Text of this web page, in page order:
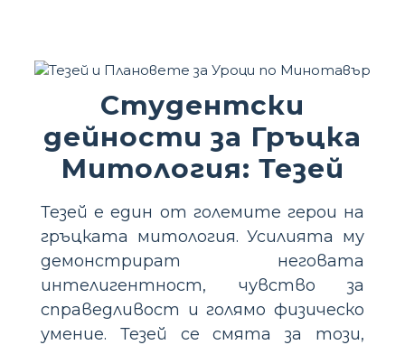
Студентски
дейности за Гръцка
Митология: Тезей
Тезей е един от големите герои на
гръцката митология. Усилията му
демонстрират неговата
интелигентност, чувство за
справедливост и голямо физическо
умение. Тезей се смята за този,